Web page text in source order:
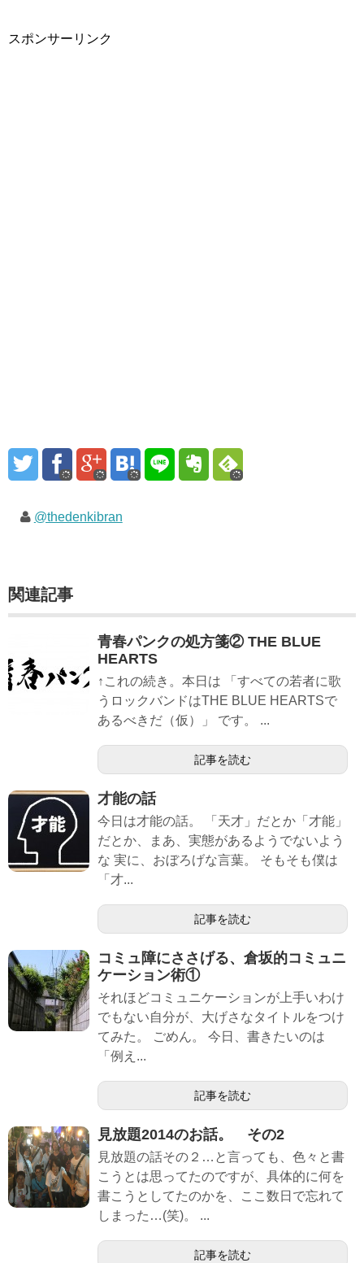
スポンサーリンク
@thedenkibran
関連記事
青春パンクの処方箋② THE BLUE
HEARTS
↑これの続き。本日は 「すべての若者に歌
うロックバンドはTHE BLUE HEARTSで
あるべきだ（仮）」 です。 ...
記事を読む
才能の話
今日は才能の話。 「天才」だとか「才能」
だとか、まあ、実態があるようでないよう
な 実に、おぼろげな言葉。 そもそも僕は
「才...
記事を読む
コミュ障にささげる、倉坂的コミュニ
ケーション術①
それほどコミュニケーションが上手いわけ
でもない自分が、大げさなタイトルをつけ
てみた。 ごめん。 今日、書きたいのは
「例え...
記事を読む
見放題2014のお話。 その2
見放題の話その２…と言っても、色々と書
こうとは思ってたのですが、具体的に何を
書こうとしてたのかを、ここ数日で忘れて
しまった…(笑)。 ...
記事を読む